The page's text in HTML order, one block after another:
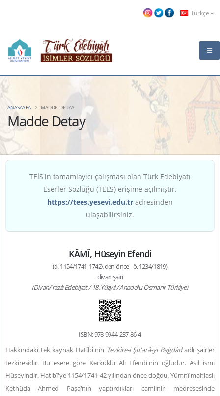
Türkçe
Madde Detay
ANASAYFA MADDE DETAY
TEİS'in tamamlayıcı çalışması olan Türk Edebiyatı
Eserler Sözlüğü (TEES) erişime açılmıştır.
https://tees.yesevi.edu.tr adresinden
ulaşabilirsiniz.
KÂMÎ, Hüseyin Efendi
(d. 1154/1741-1742\'den önce - ö. 1234/1819)
divan şairi
(Divan/Yazılı Edebiyat / 18. Yüzyıl / Anadolu-Osmanlı-Türkiye)
ISBN: 978-9944-237-86-4
Hakkındaki tek kaynak Hatîbî'nin Tezkîre-i Şu'arâ-yı Bağdâdadlı şairler
tezkiresidir. Bu esere göre Kerküklü Ali Efendi'nin oğludur. Asıl ismi
Hüseyindir. Hatibî'ye 1154/1741-42 yılından önce doğdu. Yümnî mahlaslı
Kethüda Ahmed Paşa'nın yaptırdıkları camiinin medresesinde